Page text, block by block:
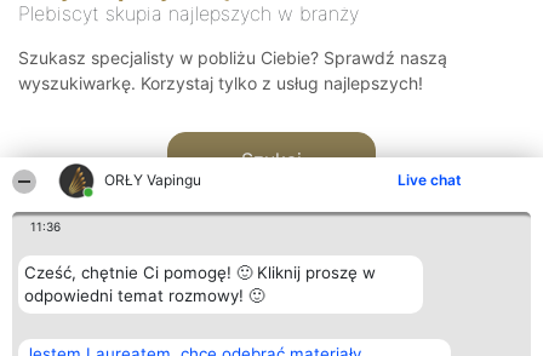
ORŁY Vapingu Live chat
11:36
Cześć, chętnie Ci pomogę! 🙂 Kliknij proszę w
odpowiedni temat rozmowy! 🙂
Plebiscyt skupia najlepszych w branży
Szukasz specjalisty w pobliżu Ciebie? Sprawdź naszą
wyszukiwarkę. Korzystaj tylko z usług najlepszych!
Szukaj
Organizator plebiscytu Plebiscyt Kontakt